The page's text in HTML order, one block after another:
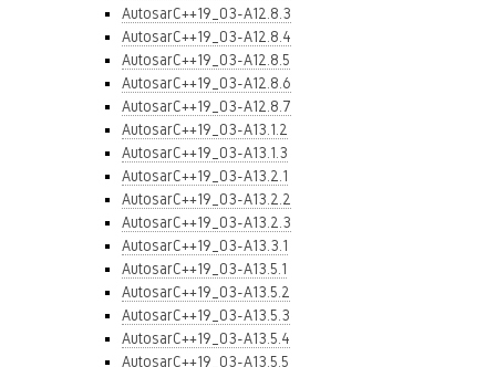
AutosarC++19_03-A12.8.3
AutosarC++19_03-A12.8.4
AutosarC++19_03-A12.8.5
AutosarC++19_03-A12.8.6
AutosarC++19_03-A12.8.7
AutosarC++19_03-A13.1.2
AutosarC++19_03-A13.1.3
AutosarC++19_03-A13.2.1
AutosarC++19_03-A13.2.2
AutosarC++19_03-A13.2.3
AutosarC++19_03-A13.3.1
AutosarC++19_03-A13.5.1
AutosarC++19_03-A13.5.2
AutosarC++19_03-A13.5.3
AutosarC++19_03-A13.5.4
AutosarC++19_03-A13.5.5